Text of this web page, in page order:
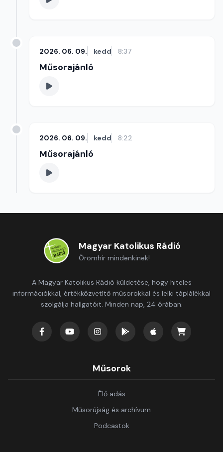
2026. 06. 09. kedd 8:37
Műsorajánló
2026. 06. 09. kedd 8:22
Műsorajánló
Magyar Katolikus Rádió
Örömhír mindenkinek!
A Magyar Katolikus Rádió küldetése, hogy hiteles
információkkal, értékközvetítő műsorokkal és lelki táplálékkal
szolgálja hallgatóit. Minden nap, 24 órában.
Műsorok
Élő adás
Műsorújság és archívum
Podcastok